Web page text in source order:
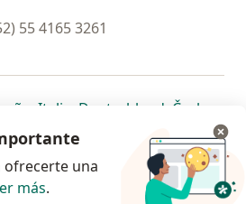
55 4165 3261
nueva pestaña
en una nueva pestaña
se abre en una nueva pestaña
Italia se abre en una nueva
Deutschlandse abre en
Česko
una nueva pestaña
se abre en una nueva pestaña
Chile se abre en una nueva pestaña
Brasil se abre en una nueva
se abre en
se
se abre en una nueva
© 2026 - Encuentra tu
ofrecerte una
más.